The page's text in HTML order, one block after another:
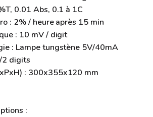
0.01 Abs, 0.1 à 1C
: 2% / heure après 15 min
: 10 mV / digit
: Lampe tungstène 5V/40mA
2 digits
: 300x355x120 mm
: